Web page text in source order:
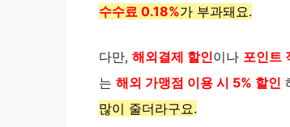
수수료 0.18%가 부과돼요.
다만, 해외결제 할인이나 포인트
는 해외 가맹점 이용 시 5% 할인
많이 줄더라구요.